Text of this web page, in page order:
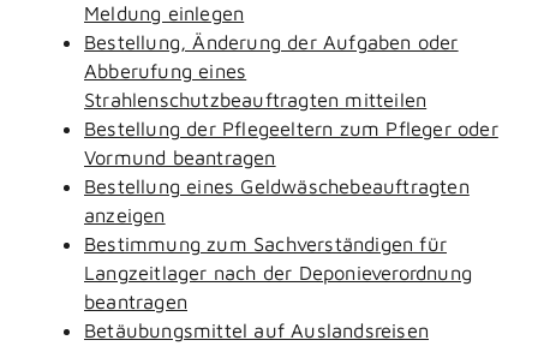
Meldung einlegen
Bestellung, Änderung der Aufgaben oder
Abberufung eines
Strahlenschutzbeauftragten mitteilen
Bestellung der Pflegeeltern zum Pfleger oder
Vormund beantragen
Bestellung eines Geldwäschebeauftragten
anzeigen
Bestimmung zum Sachverständigen für
Langzeitlager nach der Deponieverordnung
beantragen
Betäubungsmittel auf Auslandsreisen